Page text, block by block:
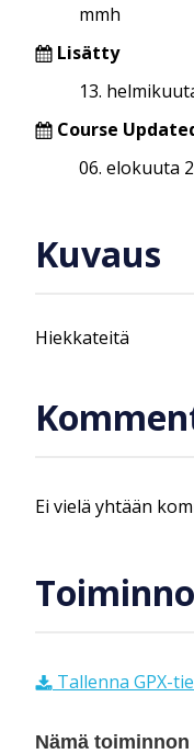
mmh
Lisätty
13.
Course
06. elokuuta
Kuvaus
Hiekkateitä
Ei vielä yhtään
Tallenna GPX-
Nämä